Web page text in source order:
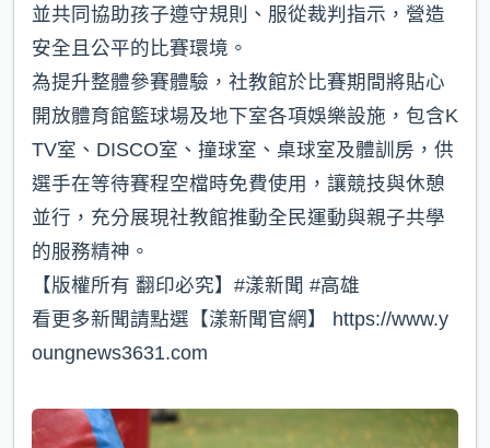
並共同協助孩子遵守規則、服從裁判指示，營造
安全且公平的比賽環境。
為提升整體參賽體驗，社教館於比賽期間將貼心
開放體育館籃球場及地下室各項娛樂設施，包含K
TV室、DISCO室、撞球室、桌球室及體訓房，供
選手在等待賽程空檔時免費使用，讓競技與休憩
並行，充分展現社教館推動全民運動與親子共學
的服務精神。
【版權所有 翻印必究】#漾新聞 #高雄
看更多新聞請點選【漾新聞官網】 https://www.y
oungnews3631.com